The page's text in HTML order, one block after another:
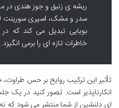
ریشه ی زنبق و جوز هندی در
بویایی تبدیل می کند که
خاطرات تازه ای را برمی انگیزد.
تأثیر این ترکیب روایح بر حس
انکارناپذیر است. تصور کنید در یک
ای دلنشین از شما منتشر می شود که